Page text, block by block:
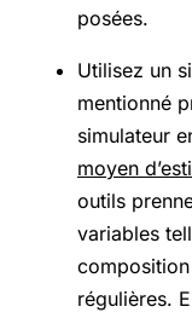
posées.
Utilisez un
mentionné
simulateur
moyen
outils
variables
régulières.